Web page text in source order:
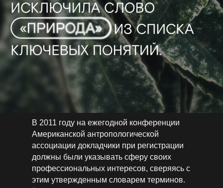
В 2011 году на ежегодной конференции
Американской антропологической
ассоциации докладчики при регистрации
должны были указывать сферу своих
профессиональных интересов, сверяясь с
этим утвержденным словарем терминов.